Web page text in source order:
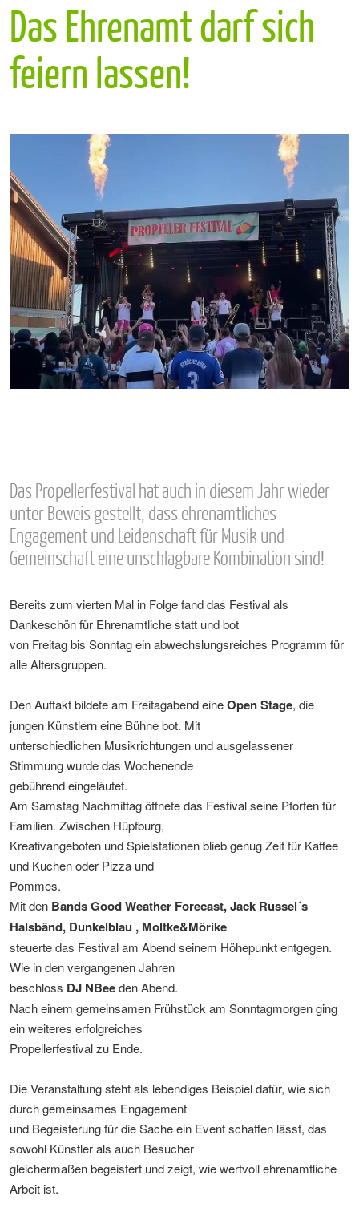
Das Ehrenamt darf sich
feiern lassen!
Das Propellerfestival hat auch in diesem Jahr wieder
unter Beweis gestellt, dass ehrenamtliches
Engagement und Leidenschaft für Musik und
Gemeinschaft eine unschlagbare Kombination sind!
Bereits zum vierten Mal in Folge fand das Festival als
Dankeschön für Ehrenamtliche statt und bot
von Freitag bis Sonntag ein abwechslungsreiches Programm für
alle Altersgruppen.
Den Auftakt bildete am Freitagabend eineOpen Stage, die
jungen Künstlern eine Bühne bot. Mit
unterschiedlichen Musikrichtungen und ausgelassener
Stimmung wurde das Wochenende
gebührend eingeläutet.
Am Samstag Nachmittag öffnete das Festival seine Pforten für
Familien. Zwischen Hüpfburg,
Kreativangeboten und Spielstationen blieb genug Zeit für Kaffee
und Kuchen oder Pizza und
Pommes.
Mit den Bands Good Weather Forecast, Jack Russel´s
Halsbänd, Dunkelblau , Moltke&Mörike
steuerte das Festival am Abend seinem Höhepunkt entgegen.
Wie in den vergangenen Jahren
beschloss DJ NBeeden Abend.
Nach einem gemeinsamen Frühstück am Sonntagmorgen ging
ein weiteres erfolgreiches
Propellerfestival zu Ende.
Die Veranstaltung steht als lebendiges Beispiel dafür, wie sich
durch gemeinsames Engagement
und Begeisterung für die Sache ein Event schaffen lässt, das
sowohl Künstler als auch Besucher
gleichermaßen begeistert und zeigt, wie wertvoll ehrenamtliche
Arbeit ist.